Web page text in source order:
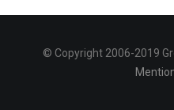
© Copyright 2006-2019